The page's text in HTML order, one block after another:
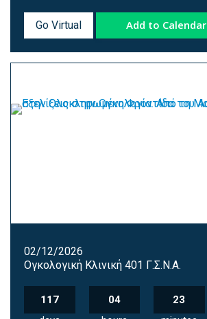
Go Virtual Add to Calendar
02/12/2026
Ογκολογική Κλινική 401 Γ.Σ.Ν.Α.
117
04
23